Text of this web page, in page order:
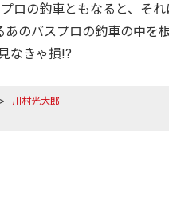
ロの釣車ともなると、そ
のバスプロの釣車の中を
なきゃ損!?
> 川村光大郎